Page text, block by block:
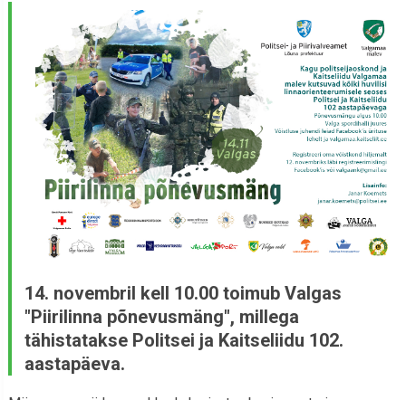
14. novembril kell 10.00 toimub Valgas
"Piirilinna põnevusmäng", millega
tähistatakse Politsei ja Kaitseliidu 102.
aastapäeva.